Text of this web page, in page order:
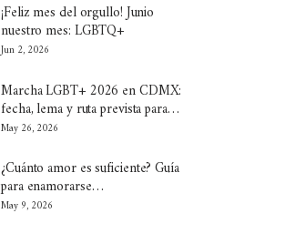
¡Feliz mes del orgullo! Junio
nuestro mes: LGBTQ+
Jun 2, 2026
Marcha LGBT+ 2026 en CDMX:
fecha, lema y ruta prevista para…
May 26, 2026
¿Cuánto amor es suficiente? Guía
para enamorarse…
May 9, 2026